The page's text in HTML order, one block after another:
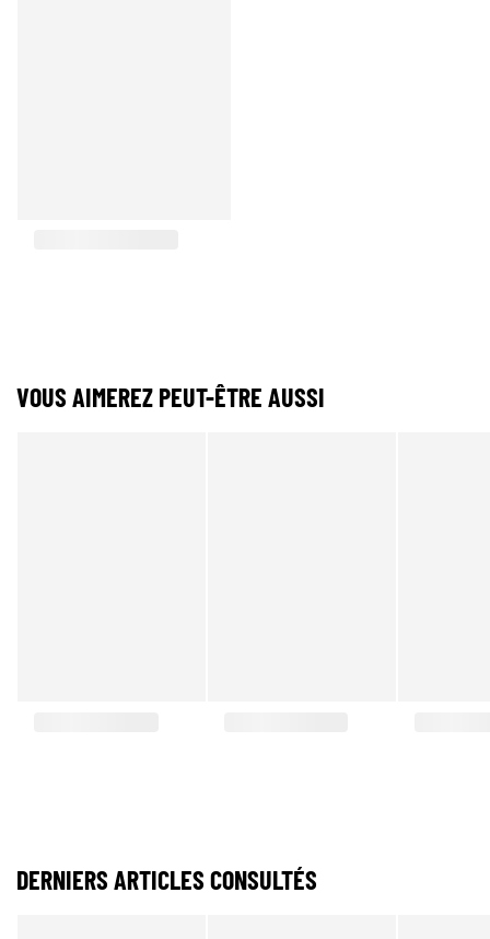
VOUS AIMEREZ PEUT-ÊTRE AUSSI
DERNIERS ARTICLES CONSULTÉS